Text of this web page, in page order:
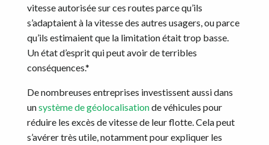
vitesse autorisée sur ces routes parce qu’ils
s’adaptaient à la vitesse des autres usagers, ou parce
qu’ils estimaient que la limitation était trop basse.
Un état d’esprit qui peut avoir de terribles
conséquences.*
De nombreuses entreprises investissent aussi dans
unsystème de géolocalisationde véhicules pour
réduire les excès de vitesse de leur flotte. Cela peut
s’avérer très utile, notamment pour expliquer les